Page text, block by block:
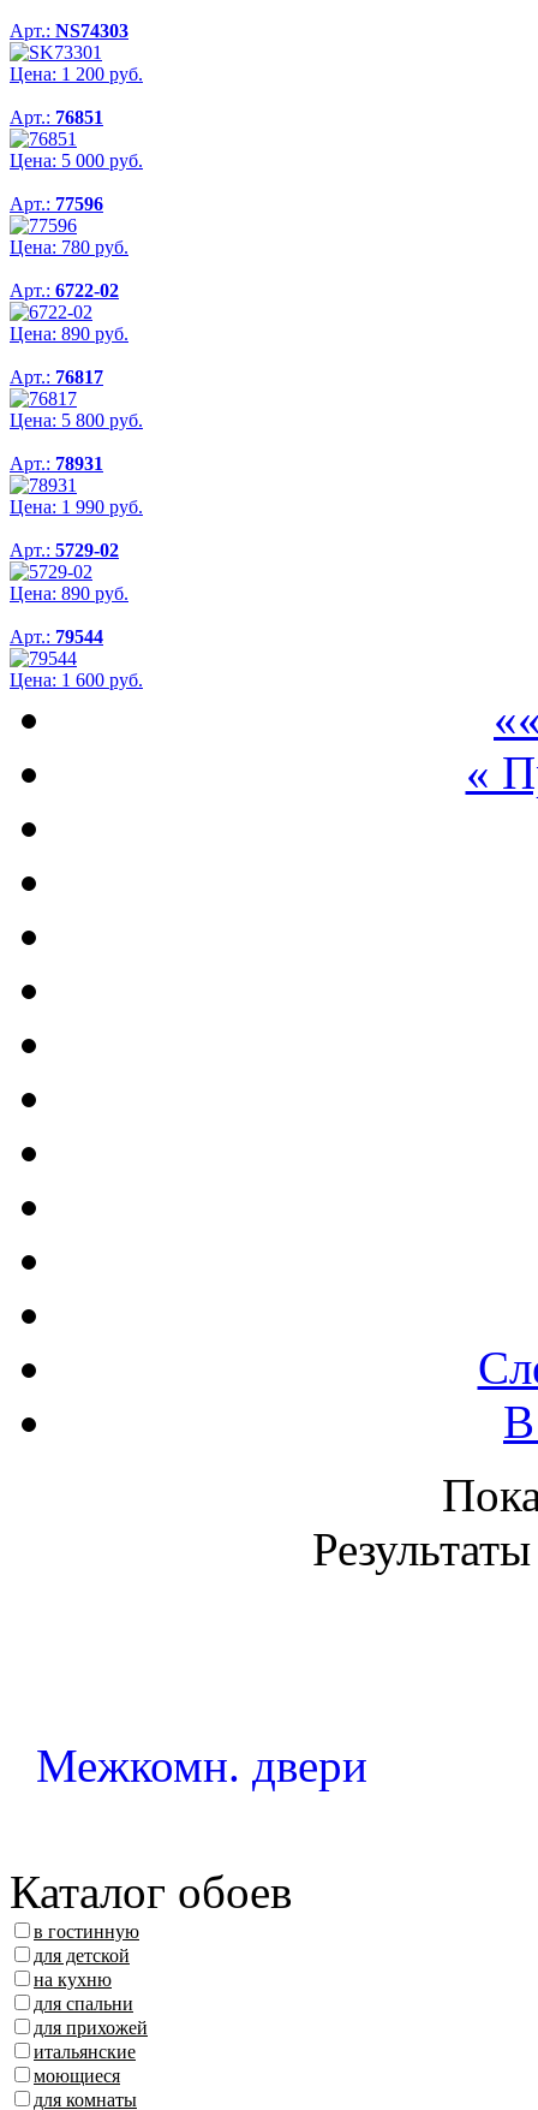
Арт.: NS74303
Цена: 1 200 руб.
Арт.: 76851
Цена: 5 000 руб.
Арт.: 77596
Цена: 780 руб.
Арт.: 6722-02
Цена: 890 руб.
Арт.: 76817
Цена: 5 800 руб.
Арт.: 78931
Цена: 1 990 руб.
Арт.: 5729-02
Цена: 890 руб.
Арт.: 79544
Цена: 1 600 руб.
«
Межкомн. двери
Каталог обоев
в гостинную
для детской
на кухню
для спальни
для прихожей
итальянские
моющиеся
для комнаты